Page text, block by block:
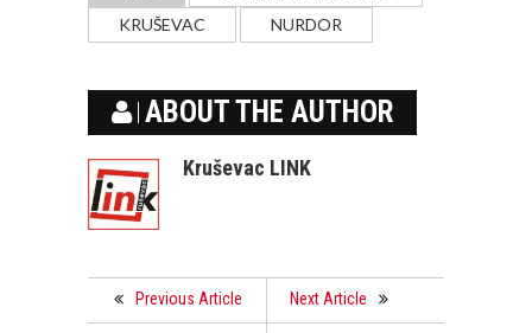
KRUŠEVAC
NURDOR
ABOUT THE AUTHOR
Kruševac LINK
Previous Article Next Article